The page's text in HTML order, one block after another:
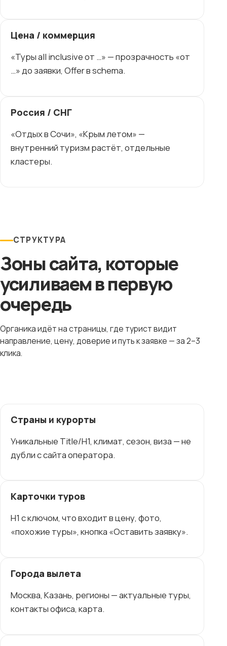
Цена / коммерция
«Туры all inclusive от …» — прозрачность «от
…» до заявки, Offer в schema.
Россия / СНГ
«Отдых в Сочи», «Крым летом» —
внутренний туризм растёт, отдельные
кластеры.
СТРУКТУРА
Зоны сайта, которые
усиливаем в первую
очередь
Органика идёт на страницы, где турист видит
направление, цену, доверие и путь к заявке — за 2–3
клика.
Страны и курорты
Уникальные Title/H1, климат, сезон, виза — не
дубли с сайта оператора.
Карточки туров
H1 с ключом, что входит в цену, фото,
«похожие туры», кнопка «Оставить заявку».
Города вылета
Москва, Казань, регионы — актуальные туры,
контакты офиса, карта.